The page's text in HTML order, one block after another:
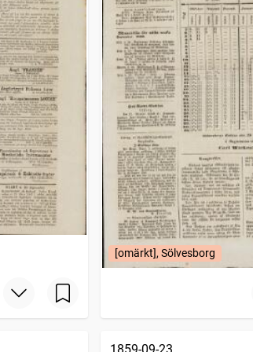
[omärkt], Sölvesborg